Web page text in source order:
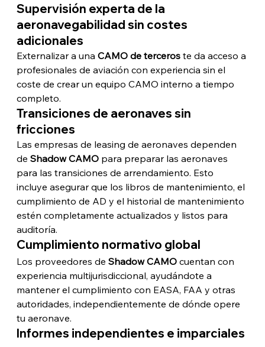
Supervisión experta de la
aeronavegabilidad sin costes
adicionales
Externalizar a una CAMO de terceros te da acceso a
profesionales de aviación con experiencia sin el
coste de crear un equipo CAMO interno a tiempo
completo.
Transiciones de aeronaves sin
fricciones
Las empresas de leasing de aeronaves dependen
de Shadow CAMO para preparar las aeronaves
para las transiciones de arrendamiento. Esto
incluye asegurar que los libros de mantenimiento, el
cumplimiento de AD y el historial de mantenimiento
estén completamente actualizados y listos para
auditoría.
Cumplimiento normativo global
Los proveedores de Shadow CAMO cuentan con
experiencia multijurisdiccional, ayudándote a
mantener el cumplimiento con EASA, FAA y otras
autoridades, independientemente de dónde opere
tu aeronave.
Informes independientes e imparciales